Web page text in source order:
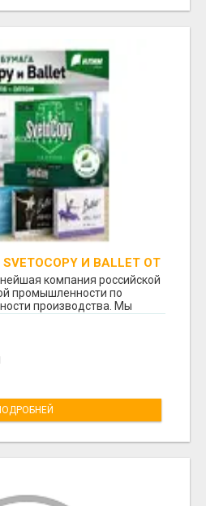
И BALLET ОТ
ОПТОМкомпания российской
промышленности по
производства. Мы